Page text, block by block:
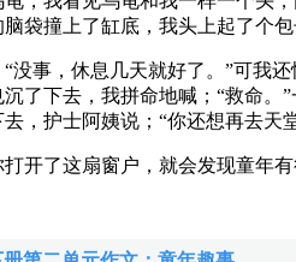
袋撞上了缸底，我头上起了个
事，休息几天就好了。”可我还
了下去，我拼命地喊；“救命
，护士阿姨说；“你还想再去天
了这扇窗户，就会发现童年有